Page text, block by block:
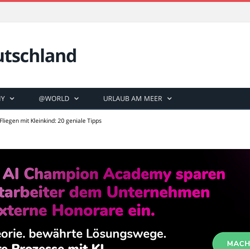
@WORLD URLAUB AM MEER
Fliegen mit Kleinkind: 20 geniale Tipps